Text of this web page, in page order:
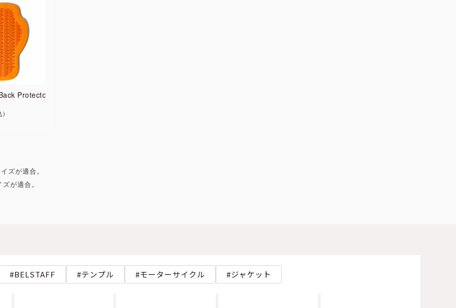
Protector
ズが適合。
が適合。
BELSTAFF テンプル モーターサイクル ジャケット